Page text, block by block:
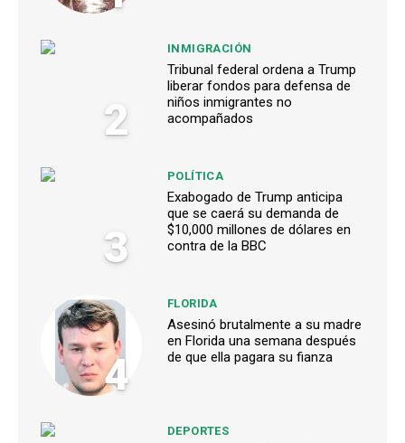
2
INMIGRACIÓN
Tribunal federal ordena a Trump
liberar fondos para defensa de
niños inmigrantes no
acompañados
3
POLÍTICA
Exabogado de Trump anticipa
que se caerá su demanda de
$10,000 millones de dólares en
contra de la BBC
4
FLORIDA
Asesinó brutalmente a su madre
en Florida una semana después
de que ella pagara su fianza
DEPORTES